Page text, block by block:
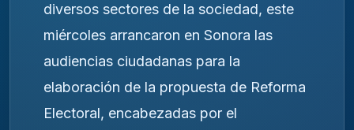
diversos sectores de la sociedad, este
miércoles arrancaron en Sonora las
audiencias ciudadanas para la
elaboración de la propuesta de Reforma
Electoral, encabezadas por el